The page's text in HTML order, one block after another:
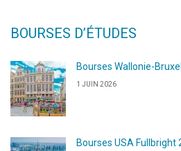
BOURSES D’ÉTUDES
Bourses Wallonie-
1 JUIN 2026
Bourses USA Fullbright